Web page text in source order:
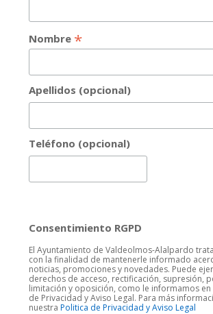
Nombre *
Apellidos (opcional)
Teléfono (opcional)
Consentimiento RGPD
El Ayuntamiento de Valdeolmos-Alalpardo
con la finalidad de mantenerle informado
noticias, promociones y novedades. Puede
derechos de acceso, rectificación, supresión,
limitación y oposición, como le informamos en
de Privacidad y Aviso Legal. Para más
nuestra Politica de Privacidad y Aviso Legal